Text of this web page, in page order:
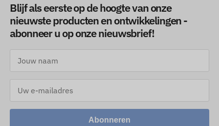
Blijf als eerste op de hoogte van onze
nieuwste producten en ontwikkelingen -
abonneer u op onze nieuwsbrief!
Abonneren